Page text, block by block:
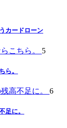
カードローン
5
ら。
6
足に。